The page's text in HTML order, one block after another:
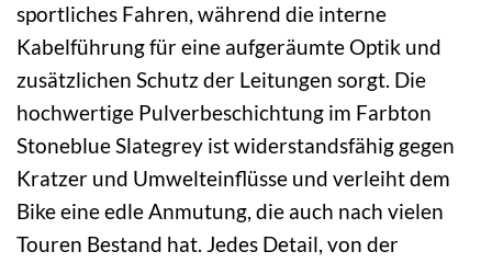
sportliches Fahren, während die interne
Kabelführung für eine aufgeräumte Optik und
zusätzlichen Schutz der Leitungen sorgt. Die
hochwertige Pulverbeschichtung im Farbton
Stoneblue Slategrey ist widerstandsfähig gegen
Kratzer und Umwelteinflüsse und verleiht dem
Bike eine edle Anmutung, die auch nach vielen
Touren Bestand hat. Jedes Detail, von der